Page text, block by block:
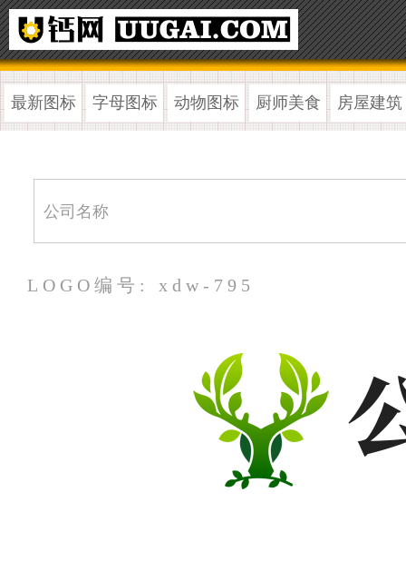
最新图标 字母图标 动物图标 厨师美食 房屋建筑
LOGO编号: xdw-795